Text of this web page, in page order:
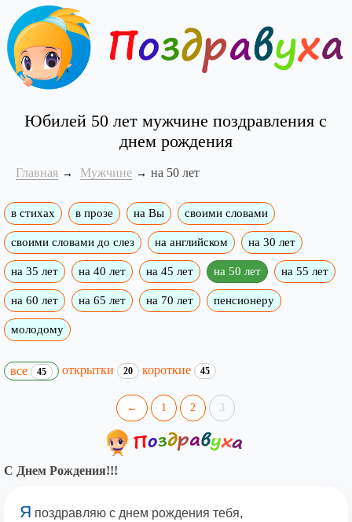
Юбилей 50 лет мужчине поздравления с
днем рождения
Главная Мужчине на 50 лет
в стихах в прозе на Вы своими словами
своими словами до слез на английском на 30 лет
на 35 лет на 40 лет на 45 лет на 50 лет на 55 лет
на 60 лет на 65 лет на 70 лет пенсионеру
молодому
все 45 открытки 20 короткие 45
← 1 2 3
С Днем Рождения!!!
Я поздравляю с днем рождения тебя,